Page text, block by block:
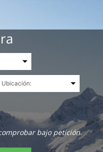
bajo petición.